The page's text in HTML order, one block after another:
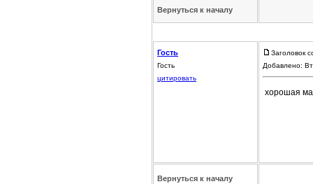
Вернуться к началу
Гость
Гость
цитировать
Заголовок
Добавлено:
хорошая
Вернуться к началу